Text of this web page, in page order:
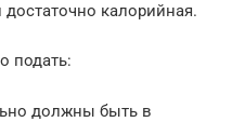
калорийная.
подать:
должны быть в